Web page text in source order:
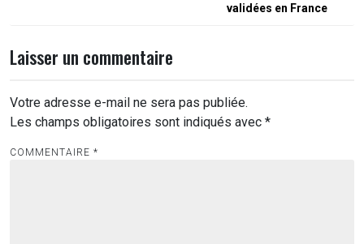
validées en France
Laisser un commentaire
Votre adresse e-mail ne sera pas publiée.
Les champs obligatoires sont indiqués avec *
COMMENTAIRE *